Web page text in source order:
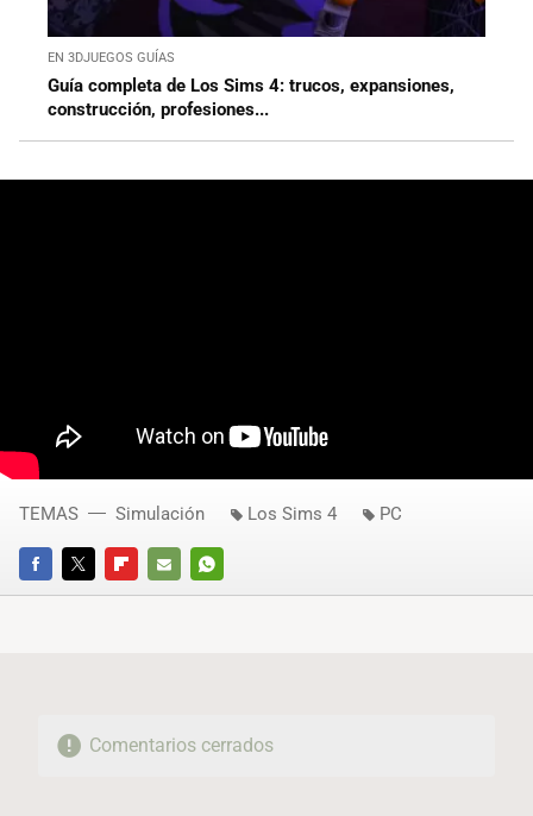
EN 3DJUEGOS GUÍAS
Guía completa de Los Sims 4: trucos, expansiones,
construcción, profesiones...
FACEBOOKTWITTERFLIPBOARD
E-
WHATSAPP
TEMAS Simulación Los Sims 4 PC
Comentarios cerrados